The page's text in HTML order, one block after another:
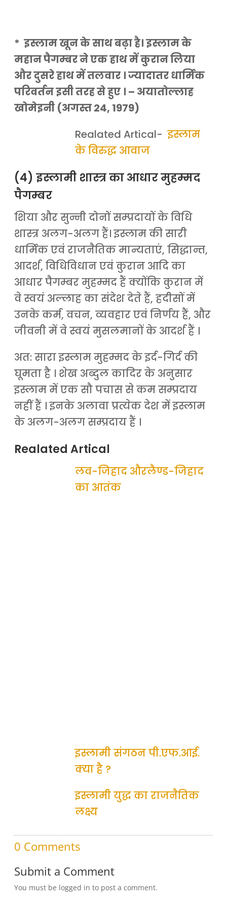
* इस्लाम खून के साथ बढ़ा है। इस्लाम के
महान पैगम्बर ने एक हाथ में कुरान लिया
और दुसरे हाथ में तलवार । ज्यादातर धार्मिक
परिवर्तन इसी तरह से हुए । – अयातोल्लाह
खोमेइनी (अगस्त 24, 1979)
Realated Artical-इस्लाम
के विरुद्ध आवाज
(4) इस्लामी शास्त्र का आधार मुहम्मद
पैगम्बर
शिया और सुन्नी दोनों सम्प्रदायों के विधि
शास्त्र अलग-अलग हैं। इस्लाम की सारी
धार्मिक एवं राजनैतिक मान्यताएं, सिद्धान्त,
आदर्श, विधिविधान एवं कुरान आदि का
आधार पैगम्बर मुहम्मद हैं क्योंकि कुरान में
वे स्वयं अल्लाह का संदेश देते हैं, हदीसों में
उनके कर्म, वचन, व्यवहार एवं निर्णय हैं, और
जीवनी में वे स्वयं मुसलमानों के आदर्श हैं ।
अत: सारा इस्लाम मुहम्मद के इर्द-गिर्द की
घूमता है । शेख अब्दुल कादिर के अनुसार
इस्लाम में एक सौ पचास से कम सम्प्रदाय
नहीं हैं । इनके अलावा प्रत्येक देश में इस्लाम
के अलग-अलग सम्प्रदाय हैं ।
Realated Artical
लव-जिहाद औरलैण्ड-जिहाद
का आतंक
इस्लामी संगठन पी.एफ.आई.
क्या है ?
इस्लामी युद्ध का राजनैतिक
लक्ष्य
0 Comments
Submit a Comment
You must be logged in to post a comment.